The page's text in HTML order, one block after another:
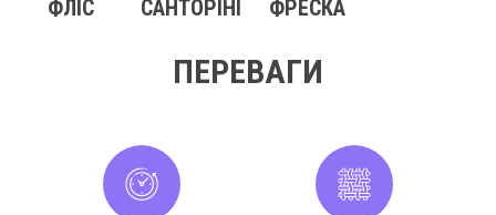
ФЛІС САНТОРІНІ ФРЕСКА
ПЕРЕВАГИ